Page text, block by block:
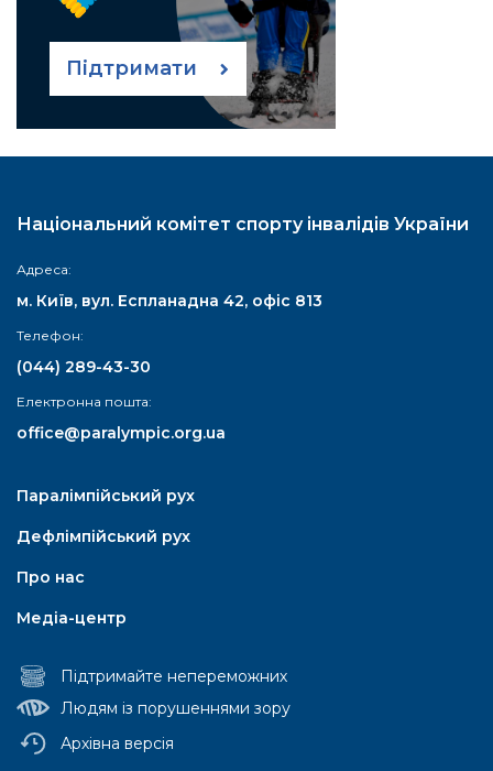
Підтримати
Національний комітет спорту інвалідів України
Адреса:
м. Київ, вул. Еспланадна 42, офіс 813
Телефон:
(044) 289-43-30
Електронна пошта:
office@paralympic.org.ua
Паралімпійський рух
Дефлімпійський рух
Про нас
Медіа-центр
Підтримайте непереможних
Людям із порушеннями зору
Архівна версія